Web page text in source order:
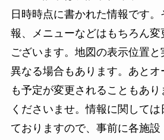
日時時点に書かれた情報です
報、メニューなどはもちろん
ございます。地図の表示位置
異なる場合もあります。あとオ
も予定が変更されることもあ
くださいませ。情報に関して
ておりますので、事前に各施